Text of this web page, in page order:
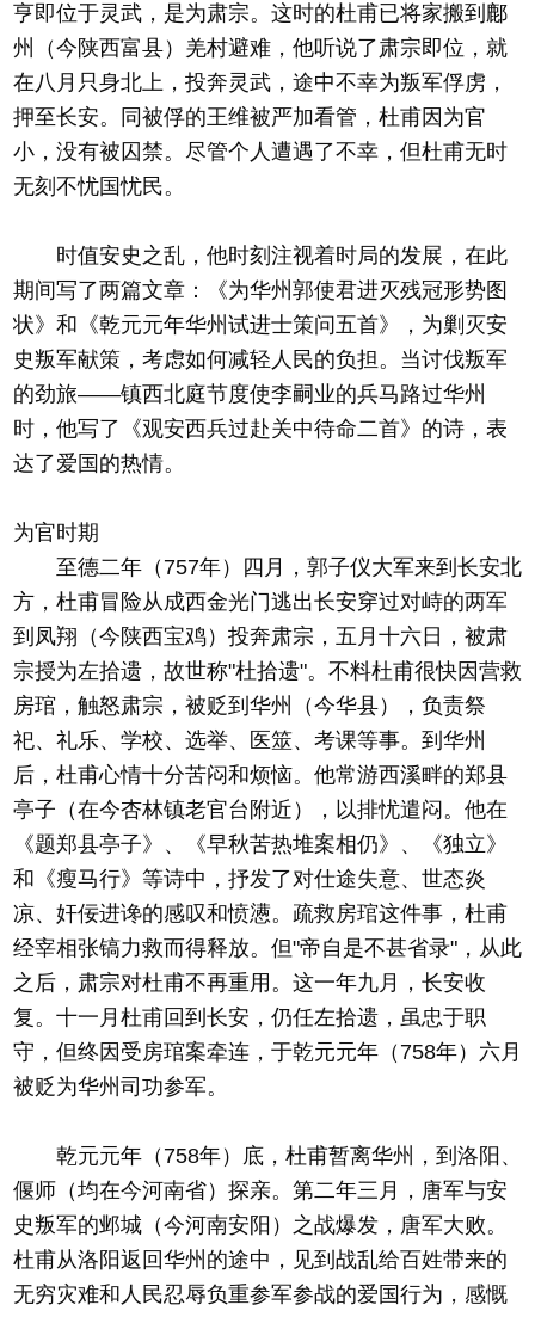
亨即位于灵武，是为肃宗。这时的杜甫已将家搬到鄜
州（今陕西富县）羌村避难，他听说了肃宗即位，就
在八月只身北上，投奔灵武，途中不幸为叛军俘虏，
押至长安。同被俘的王维被严加看管，杜甫因为官
小，没有被囚禁。尽管个人遭遇了不幸，但杜甫无时
无刻不忧国忧民。
时值安史之乱，他时刻注视着时局的发展，在此
期间写了两篇文章：《为华州郭使君进灭残冠形势图
状》和《乾元元年华州试进士策问五首》，为剿灭安
史叛军献策，考虑如何减轻人民的负担。当讨伐叛军
的劲旅——镇西北庭节度使李嗣业的兵马路过华州
时，他写了《观安西兵过赴关中待命二首》的诗，表
达了爱国的热情。
为官时期
至德二年（757年）四月，郭子仪大军来到长安北
方，杜甫冒险从成西金光门逃出长安穿过对峙的两军
到凤翔（今陕西宝鸡）投奔肃宗，五月十六日，被肃
宗授为左拾遗，故世称"杜拾遗"。不料杜甫很快因营救
房琯，触怒肃宗，被贬到华州（今华县），负责祭
祀、礼乐、学校、选举、医筮、考课等事。到华州
后，杜甫心情十分苦闷和烦恼。他常游西溪畔的郑县
亭子（在今杏林镇老官台附近），以排忧遣闷。他在
《题郑县亭子》、《早秋苦热堆案相仍》、《独立》
和《瘦马行》等诗中，抒发了对仕途失意、世态炎
凉、奸佞进谗的感叹和愤懑。疏救房琯这件事，杜甫
经宰相张镐力救而得释放。但"帝自是不甚省录"，从此
之后，肃宗对杜甫不再重用。这一年九月，长安收
复。十一月杜甫回到长安，仍任左拾遗，虽忠于职
守，但终因受房琯案牵连，于乾元元年（758年）六月
被贬为华州司功参军。
乾元元年（758年）底，杜甫暂离华州，到洛阳、
偃师（均在今河南省）探亲。第二年三月，唐军与安
史叛军的邺城（今河南安阳）之战爆发，唐军大败。
杜甫从洛阳返回华州的途中，见到战乱给百姓带来的
无穷灾难和人民忍辱负重参军参战的爱国行为，感慨